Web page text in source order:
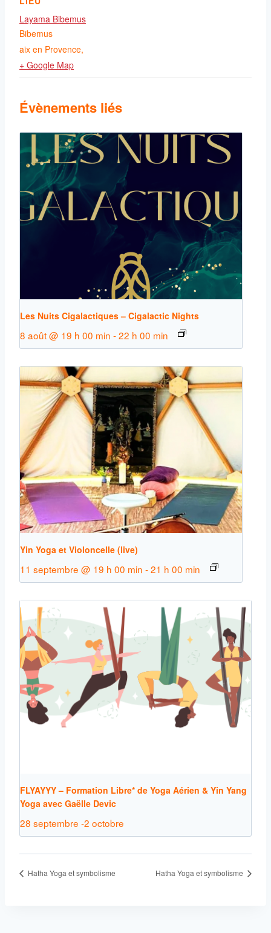
Layama Bibemus
Bibemus
aix en Provence,
+ Google Map
Évènements liés
Les Nuits Cigalactiques – Cigalactic Nights
8 août @ 19 h 00 min -22 h 00 min
Yin Yoga et Violoncelle (live)
11 septembre @ 19 h 00 min -21 h 00 min
FLYAYYY – Formation Libre* de Yoga Aérien & Yin Yang
Yoga avec Gaëlle Devic
28 septembre -2 octobre
Hatha Yoga et symbolisme Hatha Yoga et symbolisme